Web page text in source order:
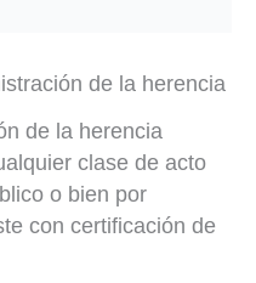
de la herencia
de la herencia
clase de acto
o bien por
con certificación de